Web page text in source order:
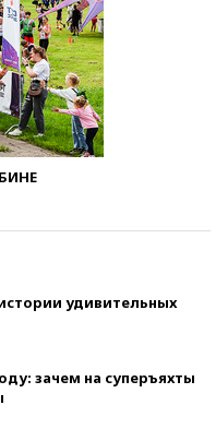
удивительных
зачем на суперъяхты